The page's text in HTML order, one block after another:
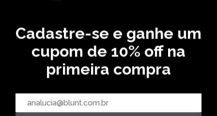
VOCÊ PODE GOSTAR
,
,
Cadastre-se e ganhe um
cupom de 10% off na
primeira compra